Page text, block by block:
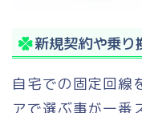
新規契約や乗り
自宅での固定回線
アで選ぶ事が一番